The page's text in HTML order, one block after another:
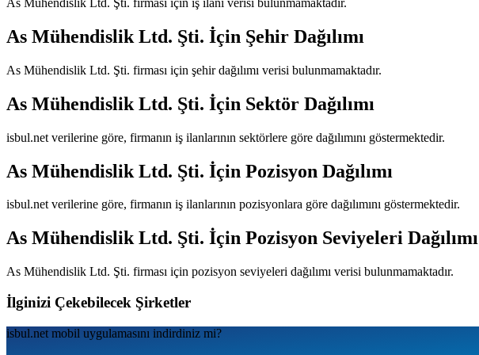
As Mühendislik Ltd. Şti. firması için iş ilanı verisi bulunmamaktadır.
As Mühendislik Ltd. Şti. İçin Şehir Dağılımı
As Mühendislik Ltd. Şti. firması için şehir dağılımı verisi bulunmamaktadır.
As Mühendislik Ltd. Şti. İçin Sektör Dağılımı
isbul.net verilerine göre, firmanın iş ilanlarının sektörlere göre dağılımını göstermektedir.
As Mühendislik Ltd. Şti. İçin Pozisyon Dağılımı
isbul.net verilerine göre, firmanın iş ilanlarının pozisyonlara göre dağılımını göstermektedir.
As Mühendislik Ltd. Şti. İçin Pozisyon Seviyeleri Dağılımı
As Mühendislik Ltd. Şti. firması için pozisyon seviyeleri dağılımı verisi bulunmamaktadır.
İlginizi Çekebilecek Şirketler
isbul.net mobil uygulamаsını indirdiniz mi?